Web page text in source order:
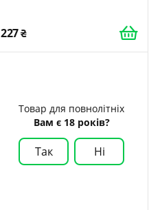
227
Товар для повнолітніх
Вам є 18 років?
Так Ні